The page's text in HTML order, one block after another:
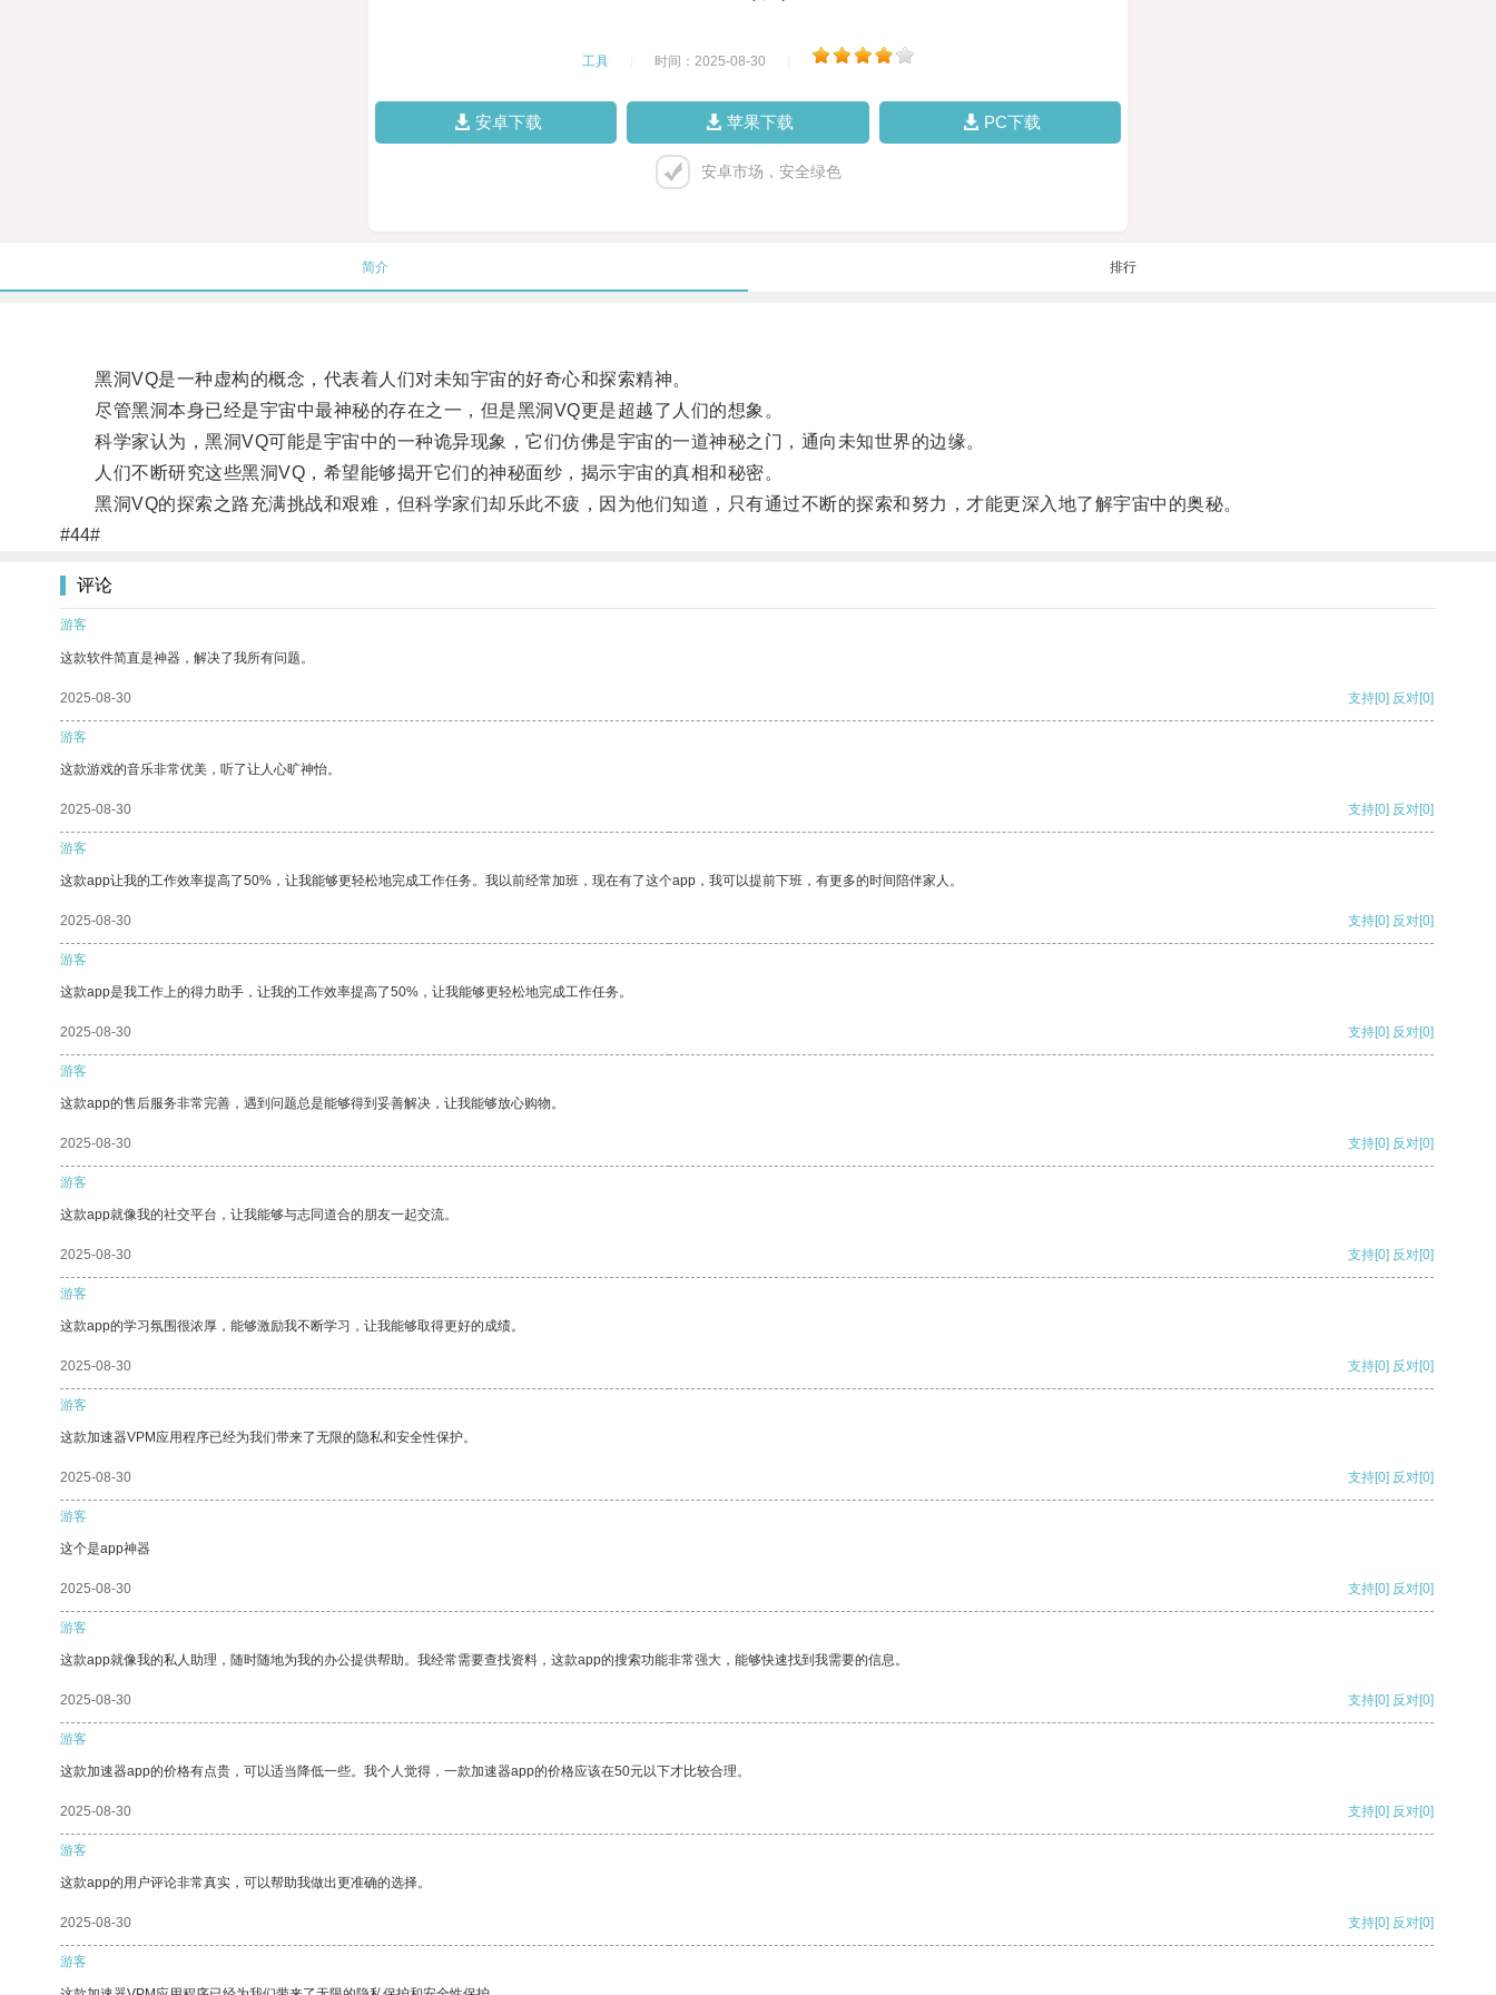
工具 时间：2025-08-30
安卓下载 苹果下载 PC下载
安卓市场，安全绿色
简介 排行
黑洞VQ是一种虚构的概念，代表着人们对未知宇宙的好奇心和探索精神。
尽管黑洞本身已经是宇宙中最神秘的存在之一，但是黑洞VQ更是超越了人们的想象。
科学家认为，黑洞VQ可能是宇宙中的一种诡异现象，它们仿佛是宇宙的一道神秘之门，通向未知世界的边缘。
人们不断研究这些黑洞VQ，希望能够揭开它们的神秘面纱，揭示宇宙的真相和秘密。
黑洞VQ的探索之路充满挑战和艰难，但科学家们却乐此不疲，因为他们知道，只有通过不断的探索和努力，才能更深入地了解宇宙中的奥秘。
#44#
评论
游客
这款软件简直是神器，解决了我所有问题。
2025-08-30 支持[0] 反对[0]
游客
这款游戏的音乐非常优美，听了让人心旷神怡。
2025-08-30 支持[0] 反对[0]
游客
这款app让我的工作效率提高了50%，让我能够更轻松地完成工作任务。我以前经常加班，现在有了这个app，我可以提前下班，有更多的时间陪伴家人。
2025-08-30 支持[0] 反对[0]
游客
这款app是我工作上的得力助手，让我的工作效率提高了50%，让我能够更轻松地完成工作任务。
2025-08-30 支持[0] 反对[0]
游客
这款app的售后服务非常完善，遇到问题总是能够得到妥善解决，让我能够放心购物。
2025-08-30 支持[0] 反对[0]
游客
这款app就像我的社交平台，让我能够与志同道合的朋友一起交流。
2025-08-30 支持[0] 反对[0]
游客
这款app的学习氛围很浓厚，能够激励我不断学习，让我能够取得更好的成绩。
2025-08-30 支持[0] 反对[0]
游客
这款加速器VPM应用程序已经为我们带来了无限的隐私和安全性保护。
2025-08-30 支持[0] 反对[0]
游客
这个是app神器
2025-08-30 支持[0] 反对[0]
游客
这款app就像我的私人助理，随时随地为我的办公提供帮助。我经常需要查找资料，这款app的搜索功能非常强大，能够快速找到我需要的信息。
2025-08-30 支持[0] 反对[0]
游客
这款加速器app的价格有点贵，可以适当降低一些。我个人觉得，一款加速器app的价格应该在50元以下才比较合理。
2025-08-30 支持[0] 反对[0]
游客
这款app的用户评论非常真实，可以帮助我做出更准确的选择。
2025-08-30 支持[0] 反对[0]
游客